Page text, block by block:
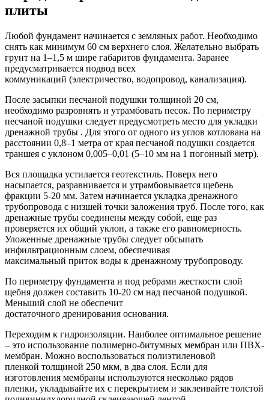
плиты
Любой фундамент начинается с земляных работ. Необходимо
снять как минимум 60 см верхнего слоя. Желательно выбрать
грунт на 1–1,5 м шире габаритов фундамента. Заранее
предусматривается подвод всех
коммуникаций (электричество, водопровод, канализация).
После засыпки песчаной подушки толщиной 20 см,
необходимо разровнять и утрамбовать песок. По периметру
песчаной подушки следует предусмотреть место для укладки
дренажной трубы . Для этого от одного из углов котлована на
расстоянии 0,8–1 метра от края песчаной подушки создается
траншея с уклоном 0,005–0,01 (5–10 мм на 1 погонный метр).
Вся площадка устилается геотекстиль. Поверх него
насыпается, разравнивается и утрамбовывается щебень
фракции 5-20 мм. Затем начинается укладка дренажного
трубопровода с низшей точки заложения труб. После того, как
дренажные трубы соединены между собой, еще раз
проверяется их общий уклон, а также его равномерность.
Уложенные дренажные трубы следует обсыпать
инфильтрационным слоем, обеспечивая
максимальный приток воды к дренажному трубопроводу.
По периметру фундамента и под ребрами жесткости слой
щебня должен составить 10-20 см над песчаной подушкой.
Меньший слой не обеспечит
достаточного дренирования основания.
Переходим к гидроизоляции. Наиболее оптимальное решение
– это использование полимерно-битумных мембран или ПВХ-
мембран. Можно воспользоваться полиэтиленовой
пленкой толщиной 250 мкм, в два слоя. Если для
изготовления мембраны используются несколько рядов
пленки, укладывайте их с перекрытием и заклеивайте толстой